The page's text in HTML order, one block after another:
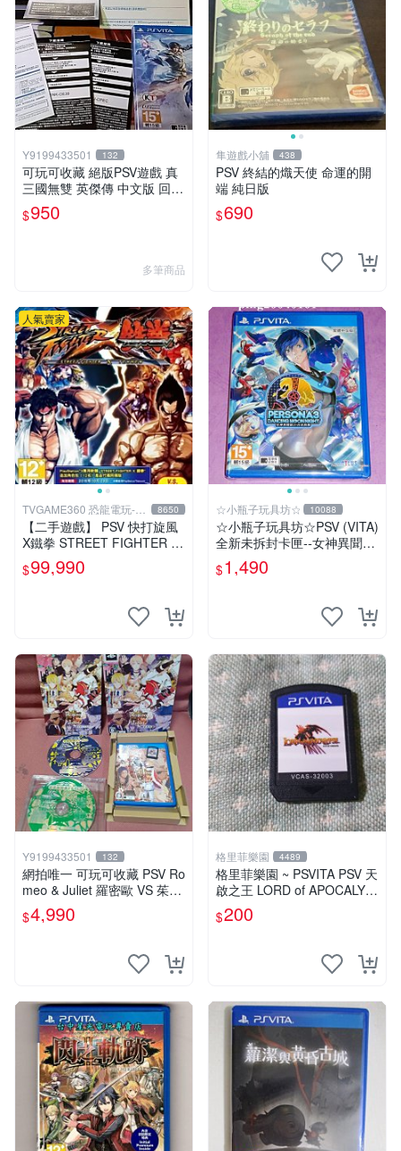
Y9199433501 132
可玩可收藏 絕版PSV遊戲 真
三國無雙 英傑傳 中文版 回函
特典卡齊全
$950
多筆商品
隼遊戲小舖 438
PSV 終結的熾天使 命運的開
端 純日版
$690
人氣賣家
TVGAME360 恐龍電玩-台
中店
8650
【二手遊戲】 PSV 快打旋風
X鐵拳 STREET FIGHTER X
TEKKEN 中文版 【台中恐龍
電玩】
$99,990
☆小瓶子玩具坊☆ 10088
☆小瓶子玩具坊☆PSV (VITA)
全新未拆封卡匣--女神異聞錄
3 月夜熱舞 中文版
$1,490
Y9199433501 132
網拍唯一 可玩可收藏 PSV Ro
meo & Juliet 羅密歐 VS 茱麗
葉 全卷包 豪華版日版
$4,990
格里菲樂園 4489
格里菲樂園 ~ PSVITA PSV 天
啟之王 LORD of APOCALYP
SE 日版 裸卡
$200